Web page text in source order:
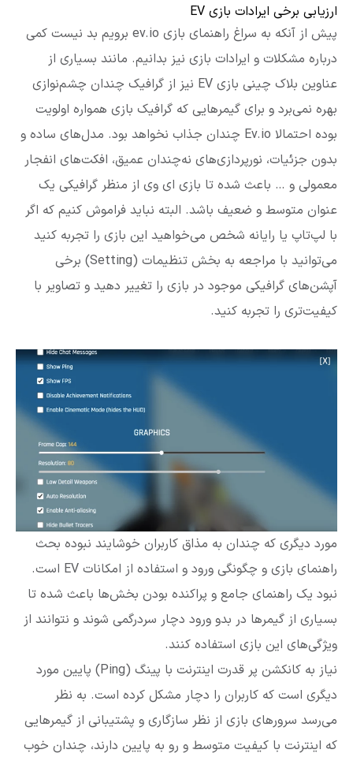
ارزیابی برخی ایرادات بازی EV
پیش از آنکه به سراغ راهنمای بازی ev.io برویم بد نیست کمی
درباره مشکلات و ایرادات بازی نیز بدانیم. مانند بسیاری از
عناوین بلاک چینی بازی EV نیز از گرافیک چندان چشم‌نوازی
بهره نمی‌برد و برای گیمرهایی که گرافیک بازی همواره اولویت
بوده احتمالا Ev.io چندان جذاب نخواهد بود. مدل‌های ساده و
بدون جزئیات، نورپردازی‌های نه‌چندان عمیق، افکت‌های انفجار
معمولی و … باعث شده تا بازی ای وی از منظر گرافیکی یک
عنوان متوسط و ضعیف باشد. البته نباید فراموش کنیم که اگر
با لپ‌تاپ یا رایانه شخص می‌خواهید این بازی را تجربه کنید
می‌توانید با مراجعه به بخش تنظیمات (Setting) برخی
آپشن‌های گرافیکی موجود در بازی را تغییر دهید و تصاویر با
کیفیت‌تری را تجربه کنید.
مورد دیگری که چندان به مذاق کاربران خوشایند نبوده بحث
راهنمای بازی و چگونگی ورود و استفاده از امکانات EV است.
نبود یک راهنمای جامع و پراکنده بودن بخش‌ها باعث شده تا
بسیاری از گیمرها در بدو ورود دچار سردرگمی شوند و نتوانند از
ویژگی‌های این بازی استفاده کنند.
نیاز به کانکشن پر قدرت اینترنت با پینگ (Ping) پایین مورد
دیگری است که کاربران را دچار مشکل کرده است. به نظر
می‌رسد سرورهای بازی از نظر سازگاری و پشتیبانی از گیمرهایی
که اینترنت با کیفیت متوسط و رو به پایین دارند، چندان خوب